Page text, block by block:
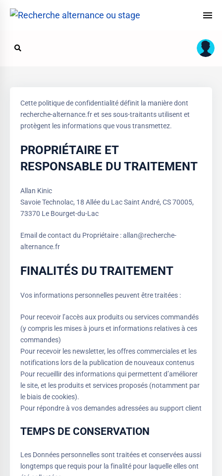
Cette politique de confidentialité définit la manière dont
recherche-alternance.fr et ses sous-traitants utilisent et
protègent les informations que vous transmettez.
PROPRIÉTAIRE ET
RESPONSABLE DU TRAITEMENT
Allan Kinic
Savoie Technolac, 18 Allée du Lac Saint André, CS 70005,
73370 Le Bourget-du-Lac
Email de contact du Propriétaire : allan@recherche-
alternance.fr
FINALITÉS DU TRAITEMENT
Vos informations personnelles peuvent être traitées :
Pour recevoir l’accès aux produits ou services commandés
(y compris les mises à jours et informations relatives à ces
commandes)
Pour recevoir les newsletter, les offres commerciales et les
notifications lors de la publication de nouveaux contenus
Pour recueillir des informations qui permettent d’améliorer
le site, et les produits et services proposés (notamment par
le biais de cookies).
Pour répondre à vos demandes adressées au support client
TEMPS DE CONSERVATION
Les Données personnelles sont traitées et conservées aussi
longtemps que requis pour la finalité pour laquelle elles ont